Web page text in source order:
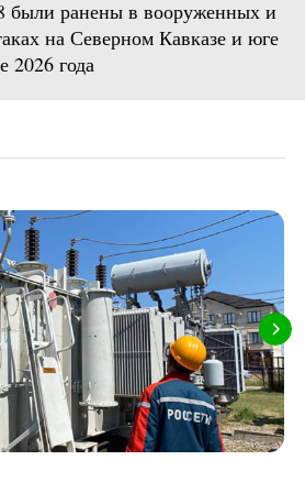
были ранены в вооруженных и
на Северном Кавказе и юге
2026 года